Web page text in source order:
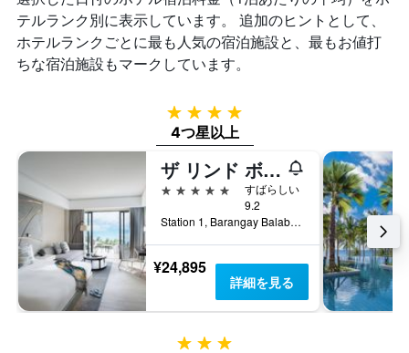
し
て
い
ま
は、
過
去
3
つ
っ
た
今
週
末
の
室
軸
本
は、
均
を
表
し
て
い
ま
す
テルランク別に表示しています。 追加のヒントとして、
ホテルランクごとに最も人気の宿泊施設と、最もお値打
ちな宿泊施設もマークしています。
4つ星
4つ星以上
ザ リンド ボラカイ
5つ星
すばらしい
9.2
Station 1, Barangay Balabag, Malay, ボラカイ島, フィリピン
¥24,895
詳細を見る
3つ星